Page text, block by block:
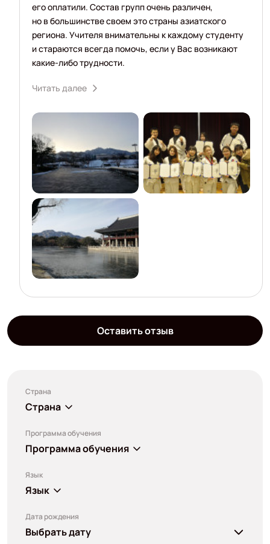
его оплатили. Состав групп очень различен,
но в большинстве своем это страны азиатского
региона. Учителя внимательны к каждому студенту
и стараются всегда помочь, если у Вас возникают
какие-либо трудности.
Читать далее
Оставить отзыв
Страна
Страна
Программа обучения
Программа обучения
Язык
Язык
Дата рождения
Выбрать дату